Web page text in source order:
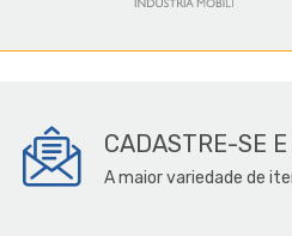
CADASTRE-SE
A maior variedade de